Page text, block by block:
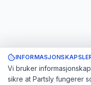
Vi bruker
sikre at Partsly fungerer